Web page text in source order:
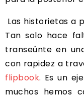
Las historietas a
Tan solo hace
transeúnte en
con rapidez a
flipbook. Es un
muchos hemos